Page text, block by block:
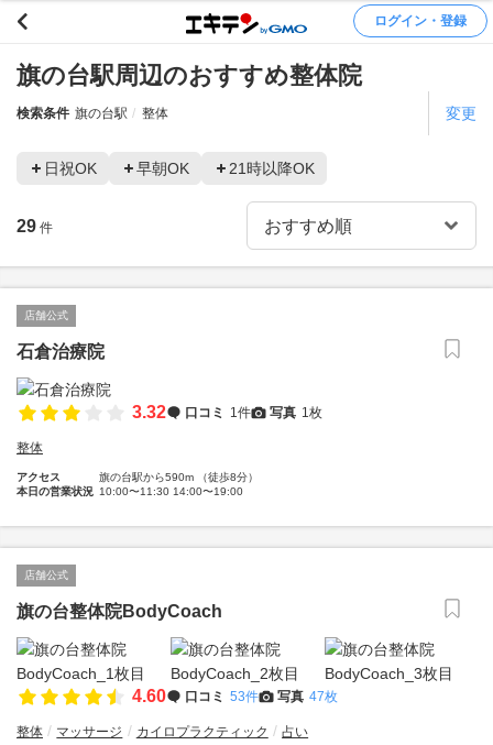
ログイン・登録
旗の台駅周辺のおすすめ整体院
検索条件 旗の台駅 整体 変更
日祝OK 早朝OK 21時以降OK
29 件
店舗公式
石倉治療院
3.32 口コミ 1件 写真 1枚
整体
アクセス
旗の台駅から590m （徒歩8分）
本日の営業状況 10:00〜11:30 14:00〜19:00
店舗公式
旗の台整体院BodyCoach
4.60 口コミ 53件 写真 47枚
整体 マッサージ カイロプラクティック 占い